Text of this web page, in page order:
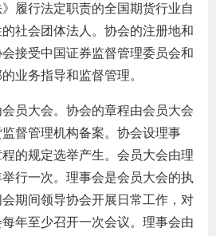
资格管
资产管
考试测
履行法定职责的全国期货行业自
社会团体法人。协会的注册地和
接受中国证券监督管理委员会和
业务指导和监督管理。
员大会。协会的章程由会员大会
督管理机构备案。协会设理事
的规定选举产生。会员大会由理
行一次。理事会是会员大会的执
期间领导协会开展日常工作，对
年至少召开一次会议。理事会由